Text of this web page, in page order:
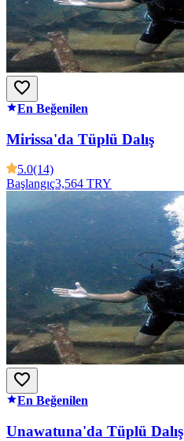
En Beğenilen
Mirissa'da Tüplü Dalış
5.0(14)
Başlangıç3,564 TRY
En Beğenilen
Unawatuna'da Tüplü Dalış